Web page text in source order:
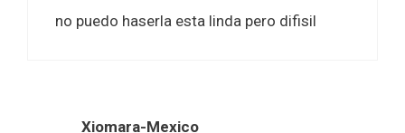
no puedo haserla esta linda pero difisil
Xiomara-Mexico